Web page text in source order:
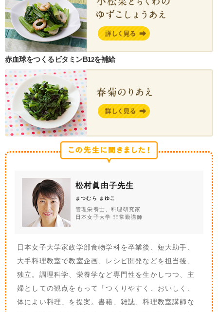
赤血球をつくるビタミンB12を補給
松村眞由子先生
まつむら まゆこ
管理栄養士、料理研究家
日本女子大学 非常勤講師
日本女子大学家政学部食物学科を卒業後、短大助手、
大手料理教室で教室企画、レシピ開発などを担当後、
独立。調理科学、栄養学など専門性を生かしつつ、主
婦としての観点をもって「つくりやすく、おいしく、
体によい料理」を提案。書籍、雑誌、料理教室講師な